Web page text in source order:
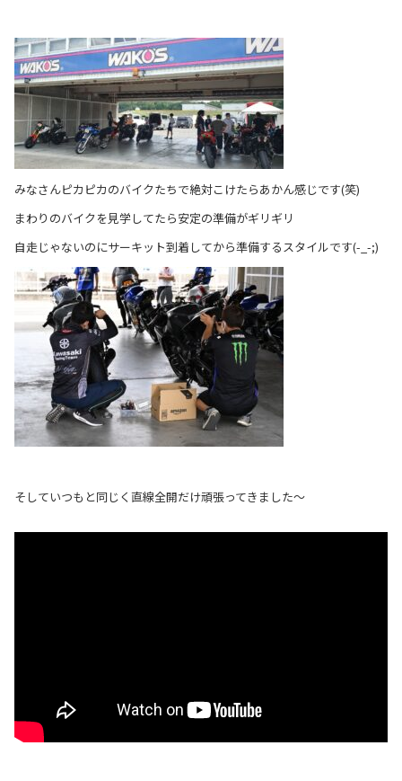
みなさんピカピカのバイクたちで絶対こけたらあかん感じです(笑)
まわりのバイクを見学してたら安定の準備がギリギリ
自走じゃないのにサーキット到着してから準備するスタイルです(-_-;)
そしていつもと同じく直線全開だけ頑張ってきました～